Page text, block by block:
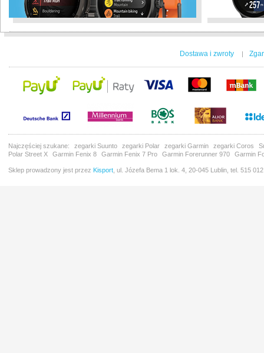
Dostawa i zwroty |
Najczęściej szukane: zegarki Suunto zegarki Polar zegarki Garmin zegarki Coros
Polar Street X
Garmin Fenix 8 Garmin Fenix 7 Pro Garmin Forerunner 970 Garmin
Sklep prowadzony jest przez Kisport , ul. Józefa Bema 1 lok. 4, 20-045 Lublin, tel. 515